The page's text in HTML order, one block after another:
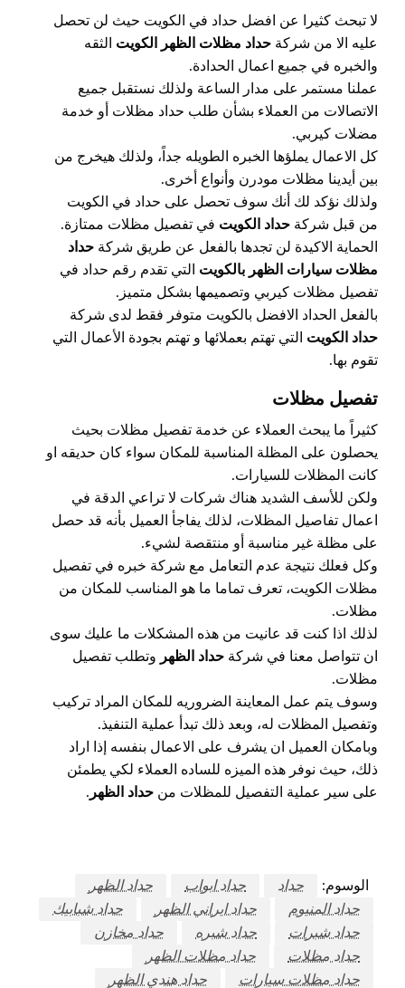
لا تبحث كثيرا عن افضل حداد في الكويت حيث لن تحصل
عليه الا من شركة حداد مظلات الظهر الكويت الثقه
والخبره في جميع اعمال الحدادة.
عملنا مستمر على مدار الساعة ولذلك نستقبل جميع
الاتصالات من العملاء بشأن طلب حداد مظلات أو خدمة
مضلات كيربي.
كل الاعمال يملؤها الخبره الطويله جداً، ولذلك هيخرج من
بين أيدينا مظلات مودرن وأنواع أخرى.
ولذلك نؤكد لك أنك سوف تحصل على حداد في الكويت
من قبل شركة حداد الكويت في تفصيل مظلات ممتازة.
الحماية الاكيدة لن تجدها بالفعل عن طريق شركة حداد
مظلات سيارات الظهر بالكويت التي تقدم رقم حداد في
تفصيل مظلات كيربي وتصميمها بشكل متميز.
بالفعل الحداد الافضل بالكويت متوفر فقط لدى شركة
حداد الكويت التي تهتم بعملائها و تهتم بجودة الأعمال التي
تقوم بها.
تفصيل مظلات
كثيراً ما يبحث العملاء عن خدمة تفصيل مظلات بحيث
يحصلون على المظلة المناسبة للمكان سواء كان حديقه او
كانت المظلات للسيارات.
ولكن للأسف الشديد هناك شركات لا تراعي الدقة في
اعمال تفاصيل المظلات، لذلك يفاجأ العميل بأنه قد حصل
على مظلة غير مناسبة أو منتقصة لشيء.
وكل فعلك نتيجة عدم التعامل مع شركة خبره في تفصيل
مظلات الكويت، تعرف تماما ما هو المناسب للمكان من
مظلات.
لذلك اذا كنت قد عانيت من هذه المشكلات ما عليك سوى
ان تتواصل معنا في شركة حداد الظهر
وتطلب تفصيل
مظلات.
وسوف يتم عمل المعاينة الضروريه للمكان المراد تركيب
وتفصيل المظلات له، وبعد ذلك تبدأ عملية التنفيذ.
وبامكان العميل ان يشرف على الاعمال بنفسه إذا اراد
ذلك، حيث نوفر هذه الميزه للساده العملاء لكي يطمئن
على سير عملية التفصيل للمظلات من حداد الظهر .
الوسوم: حداد حداد ابواب
حداد الظهر
حداد المنيوم
حداد ايراني الظهر
حداد شبابيك
حداد شبرات
حداد شبره
حداد مخازن
حداد مظلات
حداد مظلات الظهر
حداد مظلات سيارات
حداد هندي الظهر